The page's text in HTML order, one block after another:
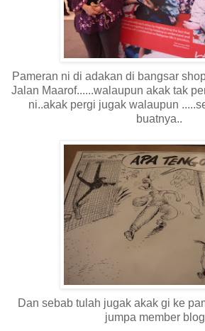
Pameran ni di adakan di bangsar
Jalan Maarof......walaupun akak tak
ni..akak pergi jugak walaupun
buatnya..
Dan sebab tulah jugak akak gi ke
jumpa member